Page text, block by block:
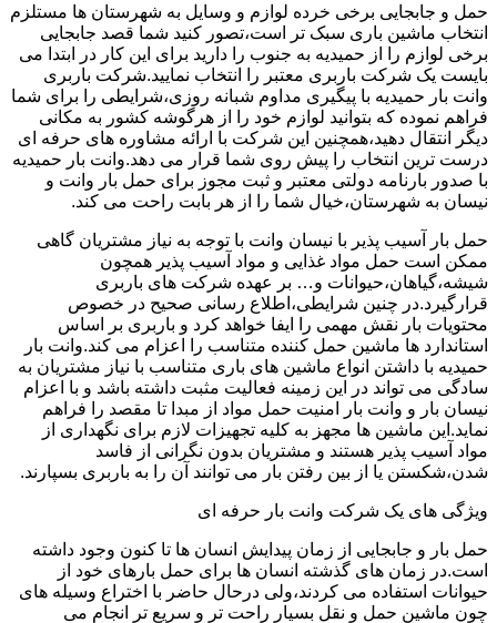
حمل و جابجایی برخی خرده لوازم و وسایل به شهرستان ها مستلزم
انتخاب ماشین باری سبک تر است،تصور کنید شما قصد جابجایی
برخی لوازم را از حمیدیه به جنوب را دارید برای این کار در ابتدا می
بایست یک شرکت باربری معتبر را انتخاب نمایید.شرکت باربری
وانت بار حمیدیه با پیگیری مداوم شبانه روزی،شرایطی را برای شما
فراهم نموده که بتوانید لوازم خود را از هرگوشه کشور به مکانی
دیگر انتقال دهید،همچنین این شرکت با ارائه مشاوره های حرفه ای
درست ترین انتخاب را پیش روی شما قرار می دهد.وانت بار حمیدیه
با صدور بارنامه دولتی معتبر و ثبت مجوز برای حمل بار وانت و
نیسان به شهرستان،خیال شما را از هر بابت راحت می کند.
حمل بار آسیب پذیر با نیسان وانت با توجه به نیاز مشتریان گاهی
ممکن است حمل مواد غذایی و مواد آسیب پذیر همچون
شیشه،گیاهان،حیوانات و… بر عهده شرکت های باربری
قرارگیرد.در چنین شرایطی،اطلاع رسانی صحیح در خصوص
محتویات بار نقش مهمی را ایفا خواهد کرد و باربری بر اساس
استاندارد ها ماشین حمل کننده متناسب را اعزام می کند.وانت بار
حمیدیه با داشتن انواع ماشین های باری متناسب با نیاز مشتریان به
سادگی می تواند در این زمینه فعالیت مثبت داشته باشد و با اعزام
نیسان بار و وانت بار امنیت حمل مواد از مبدا تا مقصد را فراهم
نماید.این ماشین ها مجهز به کلیه تجهیزات لازم برای نگهداری از
مواد آسیب پذیر هستند و مشتریان بدون نگرانی از فاسد
شدن،شکستن یا از بین رفتن بار می توانند آن را به باربری بسپارند.
ویژگی های یک شرکت وانت بار حرفه ای
حمل بار و جابجایی از زمان پیدایش انسان ها تا کنون وجود داشته
است.در زمان های گذشته انسان ها برای حمل بارهای خود از
حیوانات استفاده می کردند،ولی درحال حاضر با اختراع وسیله های
چون ماشین حمل و نقل بسیار راحت تر و سریع تر انجام می